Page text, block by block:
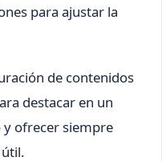
para ajustar la
de contenidos
destacar en un
ofrecer siempre